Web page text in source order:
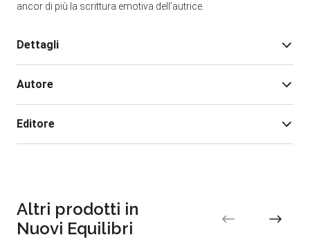
ancor di più la scrittura emotiva dell’autrice.
Dettagli
Pagine:
Autore
molti anni di cucina naturale e in particolare del suo
rapporto con la salute. Ha studiato medicina e
frequentato corsi di nutrizione applicata alla cucina,
Editore
Altri prodotti in
Nuovi Equilibri